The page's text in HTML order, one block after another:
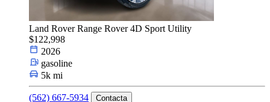
Land Rover Range Rover 4D Sport Utility
$122,998
2026
gasoline
5k mi
(562) 667-5934 Contacta